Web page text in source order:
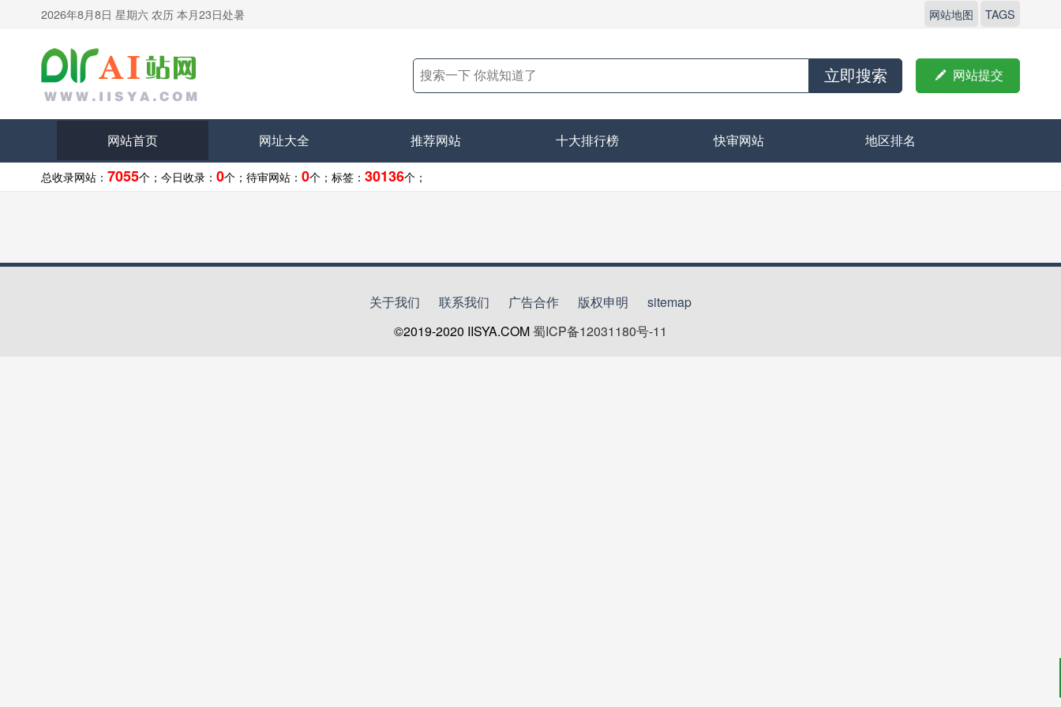
2026年8月8日 星期六 农历 本月23日处暑 网站地图 TAGS
立即搜索  网站提交
网站首页 网址大全 推荐网站 十大排行榜 快审网站 地区排名
总收录网站： 7055个； 今日收录： 0个； 待审网站： 0个； 标签： 30136个；
关于我们 联系我们 广告合作 版权申明
sitemap
©2019-2020 IISYA.COM蜀ICP备12031180号-11